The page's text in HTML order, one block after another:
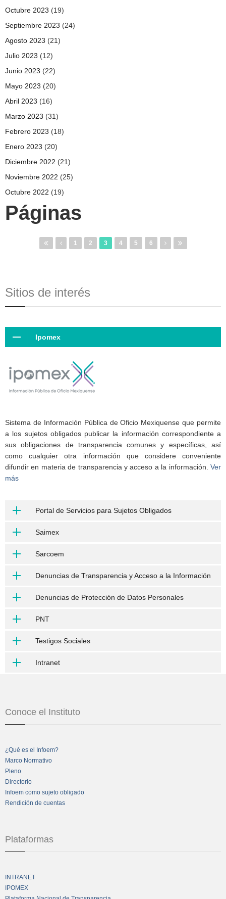
Octubre 2023 (19)
Septiembre 2023 (24)
Agosto 2023 (21)
Julio 2023 (12)
Junio 2023 (22)
Mayo 2023 (20)
Abril 2023 (16)
Marzo 2023 (31)
Febrero 2023 (18)
Enero 2023 (20)
Diciembre 2022 (21)
Noviembre 2022 (25)
Octubre 2022 (19)
Páginas
1 2 3 4 5 6
Sitios de interés
Ipomex
Sistema de Información Pública de Oficio Mexiquense que permite
a los sujetos obligados publicar la información correspondiente a
sus obligaciones de transparencia comunes y específicas, así
como cualquier otra información que considere conveniente
difundir en materia de transparencia y acceso a la información. Ver
más
Portal de Servicios para Sujetos Obligados
Saimex
Sarcoem
Denuncias de Transparencia y Acceso a la Información
Denuncias de Protección de Datos Personales
PNT
Testigos Sociales
Intranet
Conoce el Instituto
¿Qué es el Infoem?
Marco Normativo
Pleno
Directorio
Infoem como sujeto obligado
Rendición de cuentas
Plataformas
INTRANET
IPOMEX